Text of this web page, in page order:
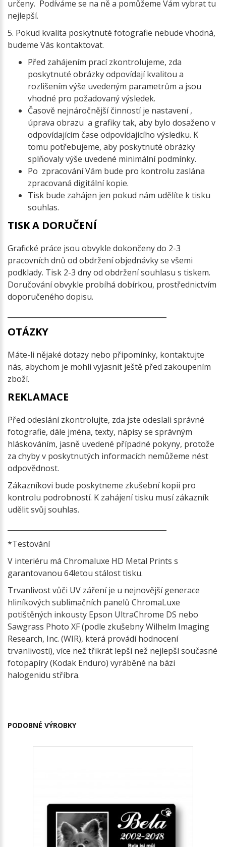
určeny. Podíváme se na ně a pomůžeme Vám vybrat tu
nejlepší.
5. Pokud kvalita poskytnuté fotografie nebude vhodná,
budeme Vás kontaktovat.
Před zahájením prací zkontrolujeme, zda
poskytnuté obrázky odpovídají kvalitou a
rozlišením výše uvedeným parametrům a jsou
vhodné pro požadovaný výsledek.
Časově nejnáročnější činností je nastavení ,
úprava obrazu a grafiky tak, aby bylo dosaženo v
odpovídajícím čase odpovídajícího výsledku. K
tomu potřebujeme, aby poskytnuté obrázky
splňovaly výše uvedené minimální podmínky.
Po zpracování Vám bude pro kontrolu zaslána
zpracovaná digitální kopie.
Tisk bude zahájen jen pokud nám udělíte k tisku
souhlas.
TISK A DORUČENÍ
Grafické práce jsou obvykle dokončeny do 2-3
pracovních dnů od obdržení objednávky se všemi
podklady. Tisk 2-3 dny od obdržení souhlasu s tiskem.
Doručování obvykle probíhá dobírkou, prostřednictvím
doporučeného dopisu.
OTÁZKY
Máte-li nějaké dotazy nebo připomínky, kontaktujte
nás, abychom je mohli vyjasnit ještě před zakoupením
zboží.
REKLAMACE
Před odeslání zkontrolujte, zda jste odeslali správné
fotografie, dále jména, texty, nápisy se správným
hláskováním, jasně uvedené případné pokyny, protože
za chyby v poskytnutých informacích nemůžeme nést
odpovědnost.
Zákazníkovi bude poskytneme zkušební kopii pro
kontrolu podrobností. K zahájení tisku musí zákazník
udělit svůj souhlas.
*Testování
V interiéru má Chromaluxe HD Metal Prints s
garantovanou 64letou stálost tisku.
Trvanlivost vůči UV záření je u nejnovější generace
hliníkových sublimačních panelů ChromaLuxe
potištěných inkousty Epson UltraChrome DS nebo
Sawgrass Photo XF (podle zkušebny Wilhelm Imaging
Research, Inc. (WIR), která provádí hodnocení
trvanlivosti), více než třikrát lepší než nejlepší současné
fotopapíry (Kodak Enduro) vyráběné na bázi
halogenidu stříbra.
PODOBNÉ VÝROBKY